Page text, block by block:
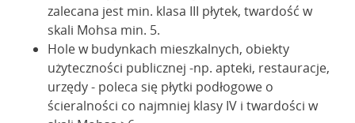
zalecana jest min. klasa III płytek, twardość w
skali Mohsa min. 5.
Hole w budynkach mieszkalnych, obiekty
użyteczności publicznej -np. apteki, restauracje,
urzędy - poleca się płytki podłogowe o
ścieralności co najmniej klasy IV i twardości w